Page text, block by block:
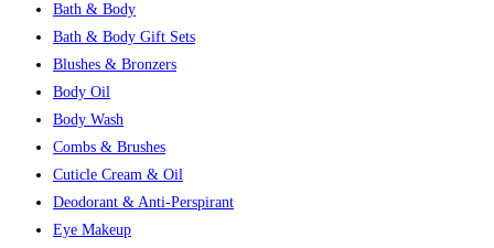
Bath & Body
Bath & Body Gift Sets
Blushes & Bronzers
Body Oil
Body Wash
Combs & Brushes
Cuticle Cream & Oil
Deodorant & Anti-Perspirant
Eye Makeup